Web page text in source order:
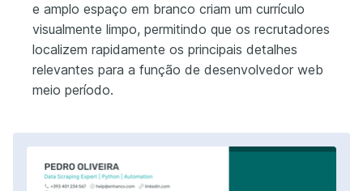
e amplo espaço em branco criam um currículo
visualmente limpo, permitindo que os recrutadores
localizem rapidamente os principais detalhes
relevantes para a função de desenvolvedor web
meio período.